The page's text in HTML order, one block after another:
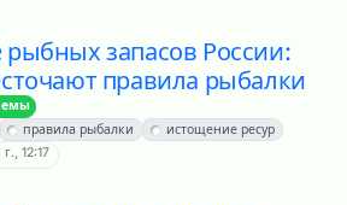
запасов России:
правила рыбалки
правила рыбалки истощение ресур
12:17